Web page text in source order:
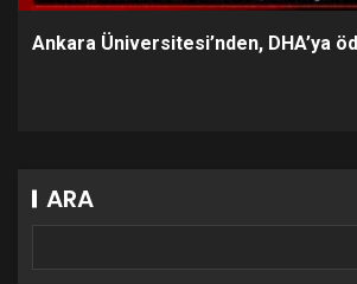
Ankara Üniversitesi’nden, DHA’ya
ARA